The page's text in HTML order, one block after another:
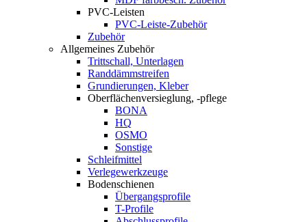
PVC-Leisten
PVC-Leiste-Zubehör
Zubehör
Allgemeines Zubehör
Trittschall, Unterlagen
Randdämmstreifen
Grundierungen, Kleber
Oberflächenversieglung, -pflege
BONA
HQ
OSMO
Sonstige
Schleifmittel
Verlegewerkzeuge
Bodenschienen
Übergangsprofile
T-Profile